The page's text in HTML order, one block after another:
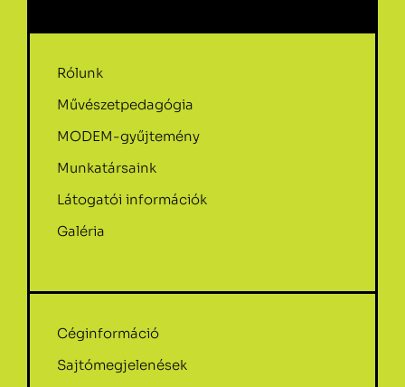
Rólunk
Művészetpedagógia
MODEM-gyűjtemény
Munkatársaink
Látogatói információk
Galéria
Céginformáció
Sajtómegjelenések